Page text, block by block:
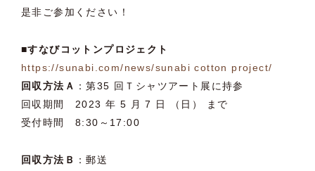
是非ご参加ください！
■すなびコットンプロジェクト
https://sunabi.com/news/sunabi cotton project/
回収方法Ａ
：第35 回Ｔシャツアート展に持参
回収期間 2023 年 5 月 7 日 （日） まで
受付時間 8:30～17:00
回収方法Ｂ
：郵送